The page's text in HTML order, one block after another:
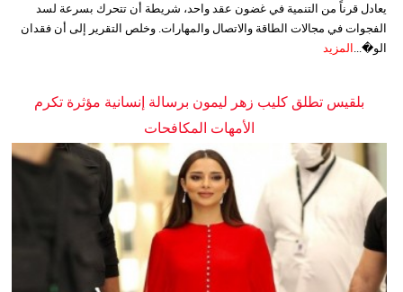
يعادل قرناً من التنمية في غضون عقد واحد، شريطة أن تتحرك بسرعة لسد
الفجوات في مجالات الطاقة والاتصال والمهارات. وخلص التقرير إلى أن فقدان
الو�...
المزيد
بلقيس تطلق كليب زهر ليمون برسالة إنسانية مؤثرة تكرم
الأمهات المكافحات